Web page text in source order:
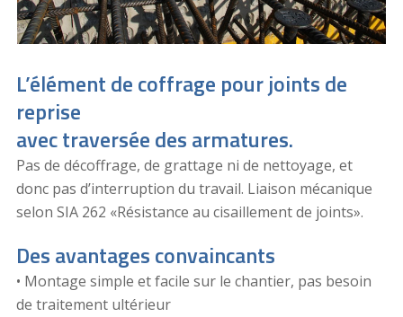
L’élément de coffrage pour joints de
reprise
avec traversée des armatures.
Pas de décoffrage, de grattage ni de nettoyage, et
donc pas d’interruption du travail. Liaison mécanique
selon SIA 262 «Résistance au cisaillement de joints».
Des avantages convaincants
• Montage simple et facile sur le chantier, pas besoin
de traitement ultérieur